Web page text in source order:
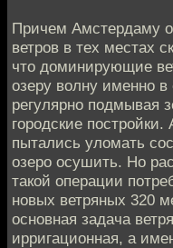
Причем Амстердаму
ветров в тех местах
что доминирующие
озеру волну именно
регулярно подмывая
городские
пытались уломать
озеро осушить. Но
такой операции
новых ветряных 320
основная задача
ирригационная, а